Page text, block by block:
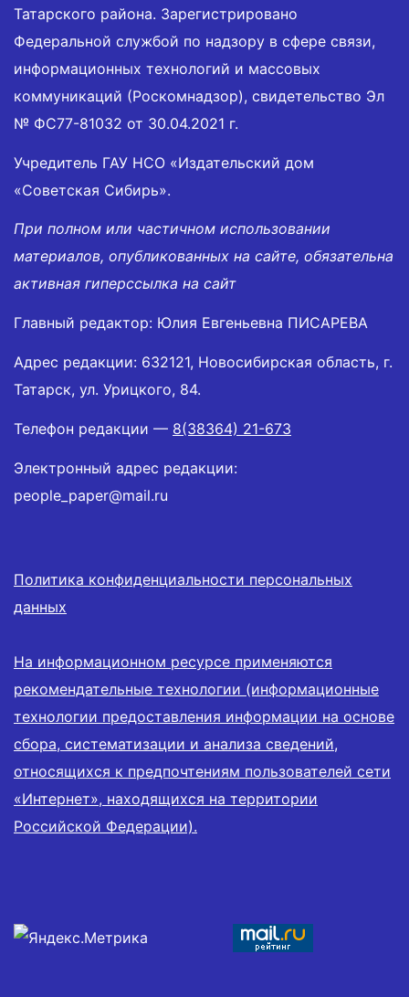
Татарского района. Зарегистрировано
Федеральной службой по надзору в сфере связи,
информационных технологий и массовых
коммуникаций (Роскомнадзор), свидетельство Эл
№ ФС77-81032 от 30.04.2021 г.
Учредитель ГАУ НСО «Издательский дом
«Советская Сибирь».
При полном или частичном использовании
материалов, опубликованных на сайте, обязательна
активная гиперссылка на сайт
Главный редактор: Юлия Евгеньевна ПИСАРЕВА
Адрес редакции: 632121, Новосибирская область, г.
Татарск, ул. Урицкого, 84.
Телефон редакции — 8(38364) 21-673
Электронный адрес редакции:
people_paper@mail.ru
Политика конфиденциальности персональных
данных
На информационном ресурсе применяются
рекомендательные технологии (информационные
технологии предоставления информации на основе
сбора, систематизации и анализа сведений,
относящихся к предпочтениям пользователей сети
«Интернет», находящихся на территории
Российской Федерации).